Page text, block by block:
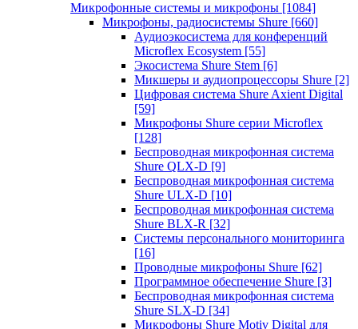
Микрофонные системы и микрофоны [1084]
Микрофоны, радиосистемы Shure [660]
Аудиоэкосистема для конференций
Microflex Ecosystem [55]
Экосистема Shure Stem [6]
Микшеры и аудиопроцессоры Shure [2]
Цифровая система Shure Axient Digital
[59]
Микрофоны Shure серии Microflex
[128]
Беспроводная микрофонная система
Shure QLX-D [9]
Беспроводная микрофонная система
Shure ULX-D [10]
Беспроводная микрофонная система
Shure BLX-R [32]
Системы персонального мониторинга
[16]
Проводные микрофоны Shure [62]
Программное обеспечение Shure [3]
Беспроводная микрофонная система
Shure SLX-D [34]
Микрофоны Shure Motiv Digital для